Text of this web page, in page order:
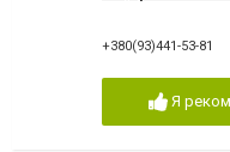
+380(93)441-53-81
Я